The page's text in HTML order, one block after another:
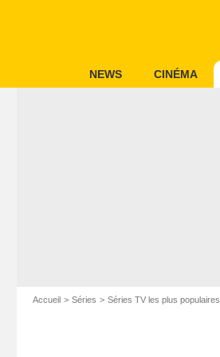
NEWS CINÉMA
Accueil Séries Séries TV les plus populaires